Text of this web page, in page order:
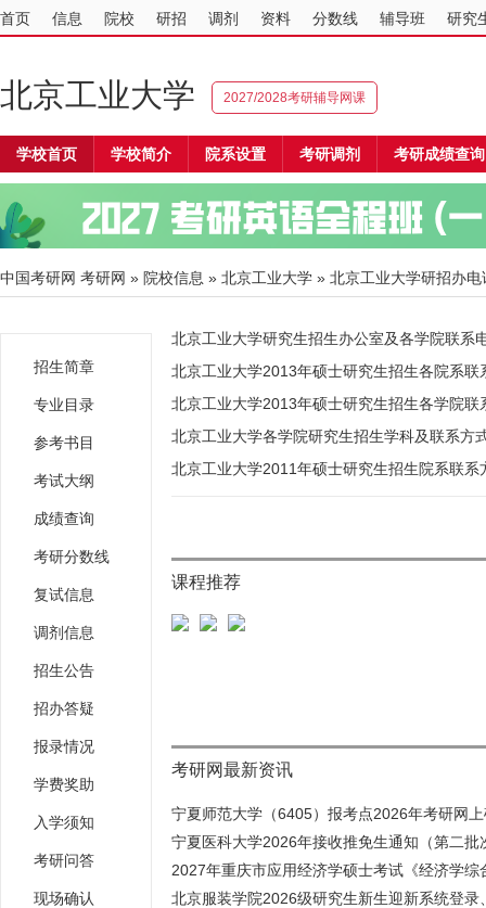
首页 信息 院校 研招 调剂 资料 分数线 辅导班 研究
北京工业大学 2027/2028考研辅导网课
学校首页 学校简介 院系设置 考研调剂 考研成绩查询
中国考研网 考研网 » 院校信息 » 北京工业大学 » 北京工业大学研招办
招生简章
专业目录
参考书目
考试大纲
成绩查询
考研分数线
复试信息
调剂信息
招生公告
招办答疑
报录情况
学费奖助
入学须知
考研问答
现场确认
北京工业大学研究生招生办公室及各学院联系
北京工业大学2013年硕士研究生招生各院系联
北京工业大学2013年硕士研究生招生各学院联
北京工业大学各学院研究生招生学科及联系方
北京工业大学2011年硕士研究生招生院系联系
课程推荐
考研网最新资讯
宁夏师范大学（6405）报考点2026年考研网
宁夏医科大学2026年接收推免生通知（第二批
2027年重庆市应用经济学硕士考试《经济学综
北京服装学院2026级研究生新生迎新系统登录